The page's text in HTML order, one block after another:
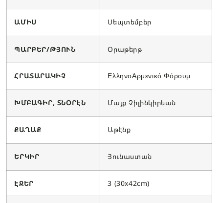
ԱՄԻՍ Սեպտեմբեր
ՊԱՐԲԵՐ/ԹՅՈՒՆ Օրաթերթ
ՀՐԱՏԱՐԱԿԻՉ ΕλληνοΑρμενικό Φόρουμ
ԽՄԲԱԳԻՐ, ՏՆՕՐԷՆ Մայք Չիլինկիրեան
ՔԱՂԱՔ Աթէնք
ԵՐԿԻՐ Յունաստան
ԷՋԵՐ 3 (30x42cm)